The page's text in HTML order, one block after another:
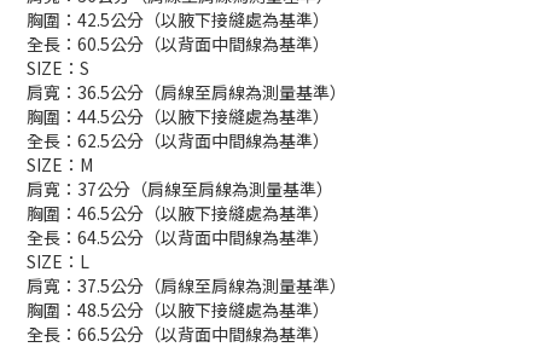
胸圍：42.5公分（以腋下接縫處為基準）
全長：60.5公分（以背面中間線為基準）
SIZE：S
肩寬：36.5公分（肩線至肩線為測量基準）
胸圍：44.5公分（以腋下接縫處為基準）
全長：62.5公分（以背面中間線為基準）
SIZE：M
肩寬：37公分（肩線至肩線為測量基準）
胸圍：46.5公分（以腋下接縫處為基準）
全長：64.5公分（以背面中間線為基準）
SIZE：L
肩寬：37.5公分（肩線至肩線為測量基準）
胸圍：48.5公分（以腋下接縫處為基準）
全長：66.5公分（以背面中間線為基準）